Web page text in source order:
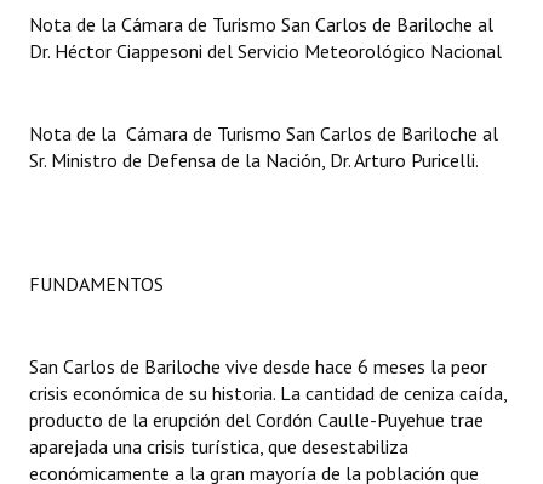
Resoluciones
INSTITUCIONAL
Registros y Distinciones
Premio al Mérito - Registro
Audiencias Públicas - Registro
Mujeres que Dejaron Huellas - Registro
Nota de la Cámara de Turismo San Carlos de Bariloche al
Dr. Héctor Ciappesoni del Servicio Meteorológico Nacional
Nota de la Cámara de Turismo San Carlos de Bariloche al
Sr. Ministro de Defensa de la Nación, Dr. Arturo Puricelli.
FUNDAMENTOS
San Carlos de Bariloche vive desde hace 6 meses la peor
crisis económica de su historia. La cantidad de ceniza caída,
producto de la erupción del Cordón Caulle-Puyehue trae
aparejada una crisis turística, que desestabiliza
económicamente a la gran mayoría de la población que